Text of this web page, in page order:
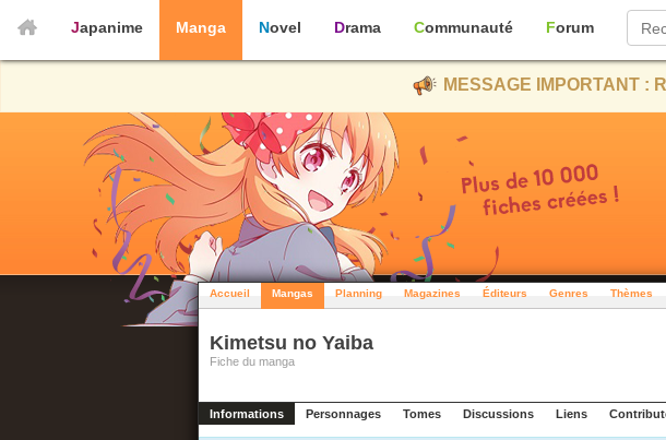
Japanime Manga Novel Drama Communauté Forum
MESSAGE IMPORTANT :
Accueil Mangas Planning Magazines Éditeurs Genres Thèmes
Kimetsu no Yaiba
Fiche du manga
Informations Personnages Tomes Discussions Liens